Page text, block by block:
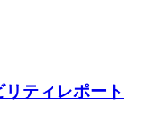
ティレポート